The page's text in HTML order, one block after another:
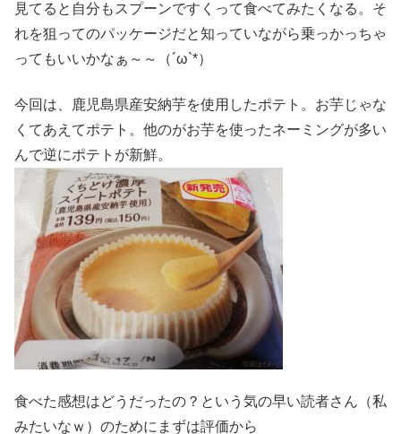
見てると自分もスプーンですくって食べてみたくなる。そ
れを狙ってのパッケージだと知っていながら乗っかっちゃ
ってもいいかなぁ～～（´ω`*）
今回は、鹿児島県産安納芋を使用したポテト。お芋じゃな
くてあえてポテト。他のがお芋を使ったネーミングが多い
んで逆にポテトが新鮮。
食べた感想はどうだったの？という気の早い読者さん（私
みたいなｗ）のためにまずは評価から